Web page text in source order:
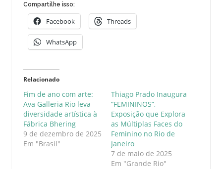
Compartilhe isso:
Facebook Threads
WhatsApp
Relacionado
Fim de ano com arte:
Ava Galleria Rio leva
diversidade artística à
Fábrica Bhering
9 de dezembro de 2025
Em "Brasil"
Thiago Prado Inaugura
“FEMININOS”,
Exposição que Explora
as Múltiplas Faces do
Feminino no Rio de
Janeiro
7 de maio de 2025
Em "Grande Rio"